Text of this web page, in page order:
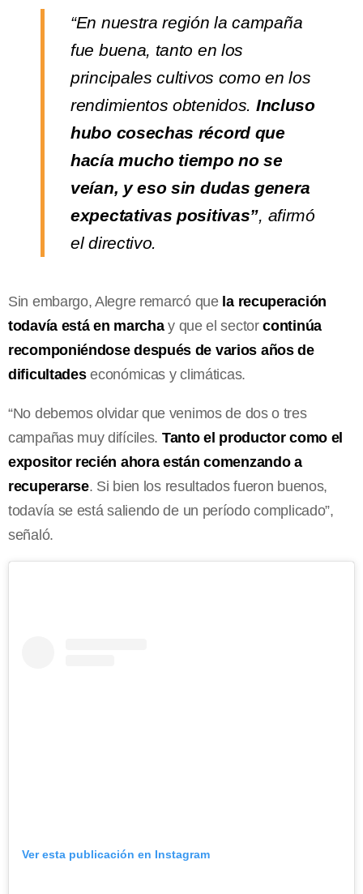
“En nuestra región la campaña
fue buena, tanto en los
principales cultivos como en los
rendimientos obtenidos. Incluso
hubo cosechas récord que
hacía mucho tiempo no se
veían, y eso sin dudas genera
expectativas positivas”, afirmó
el directivo.
Sin embargo, Alegre remarcó que la recuperación
todavía está en marchay que el sectorcontinúa
recomponiéndose después de varios años de
dificultadeseconómicas y climáticas.
“No debemos olvidar que venimos de dos o tres
campañas muy difíciles. Tanto el productor como el
expositor recién ahora están comenzando a
recuperarse. Si bien los resultados fueron buenos,
todavía se está saliendo de un período complicado”,
señaló.
Ver esta publicación en Instagram